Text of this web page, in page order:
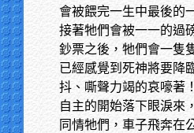
會被餵完一生中最後的
接著牠們會被一一的過
鈔票之後，牠們會一隻
已經感覺到死神將要降
抖、嘶聲力竭的哀嚎著
自主的開始落下眼淚來
同情牠們，車子飛奔在